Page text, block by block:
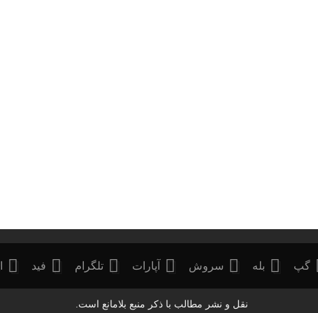
گپ بله سروش آپارات تلگرام فید
نقل و نشر مطالب با ذکر منبع بلامانع است.